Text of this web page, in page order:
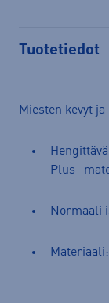
Tuotetiedot
Miesten kevyt
Plus -
Normaali